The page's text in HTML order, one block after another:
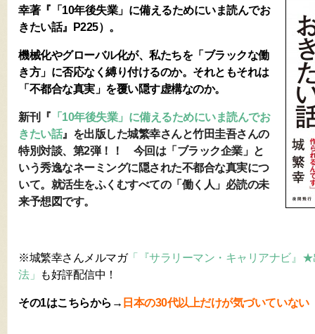
幸著『「10年後失業」に備えるためにいま読んでお
きたい話』P225）。
機械化やグローバル化が、私たちを「ブラックな働
き方」に否応なく縛り付けるのか。それともそれは
「不都合な真実」を覆い隠す虚構なのか。
新刊『 「10年後失業」に備えるためにいま読んでお
きたい話』を出版した城繁幸さんと竹田圭吾さんの
特別対談、第2弾！！ 今回は「ブラック企業」と
いう秀逸なネーミングに隠された不都合な真実につ
いて。就活生をふくむすべての「働く人」必読の未
来予想図です。
※城繁幸さんメルマガ「
『サラリーマン・キャリアナビ』
法」
も好評配信中！
その1はこちらから→ 日本の30代以上だけが気づいていない